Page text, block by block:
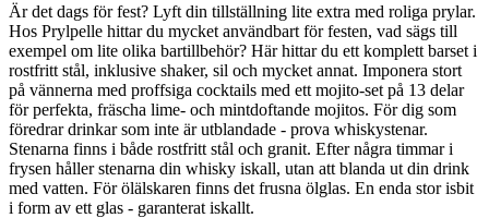
Är det dags för fest? Lyft din tillställning lite extra med roliga prylar.
Hos Prylpelle hittar du mycket användbart för festen, vad sägs till
exempel om lite olika bartillbehör? Här hittar du ett komplett barset i
rostfritt stål, inklusive shaker, sil och mycket annat. Imponera stort
på vännerna med proffsiga cocktails med ett mojito-set på 13 delar
för perfekta, fräscha lime- och mintdoftande mojitos. För dig som
föredrar drinkar som inte är utblandade - prova whiskystenar.
Stenarna finns i både rostfritt stål och granit. Efter några timmar i
frysen håller stenarna din whisky iskall, utan att blanda ut din drink
med vatten. För ölälskaren finns det frusna ölglas. En enda stor isbit
i form av ett glas - garanterat iskallt.